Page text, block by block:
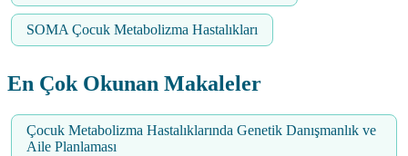
SOMA Çocuk Metabolizma Hastalıkları
En Çok Okunan Makaleler
Çocuk Metabolizma Hastalıklarında Genetik Danışmanlık ve
Aile Planlaması